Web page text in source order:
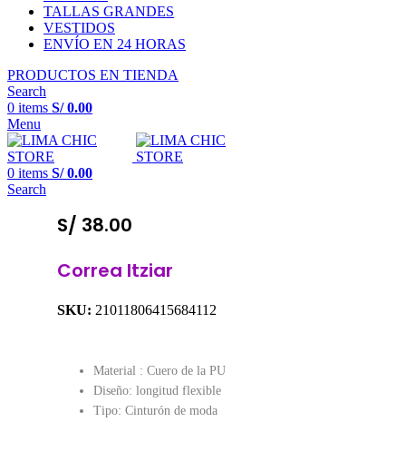
TALLAS GRANDES
VESTIDOS
ENVÍO EN 24 HORAS
PRODUCTOS EN TIENDA
Search
0 items S/0.00
Menu
0 items S/0.00
Search
S/ 38.00
Correa Itziar
SKU: 21011806415684112
Material : Cuero de la PU
Diseño: longitud flexible
Tipo: Cinturón de moda